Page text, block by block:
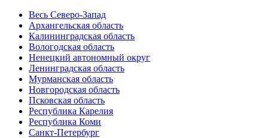
Весь Северо-Запад
Архангельская область
Калининградская область
Вологодская область
Ненецкий автономный округ
Ленинградская область
Мурманская область
Новгородская область
Псковская область
Республика Карелия
Республика Коми
Санкт-Петербург